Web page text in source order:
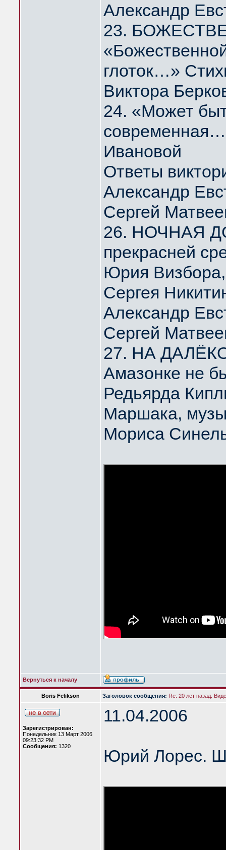
Александр
23.
глоток…»
Виктора
24. «Может
Ивановой
Ответы
Александр
Сергей
26. НОЧНАЯ
прекрасней
Юрия Визбора,
Сергея
Александр
Сергей
27. НА
Амазонке не
Редьярда
Маршака,
Мориса
Вернуться к началу
Boris Felikson Заголовок сообщения: Re: 20 лет назад.
Зарегистрирован:
Понедельник 13 Март 2006
09:23:32 PM
Сообщения: 1320
11.04.2006
Юрий Лорес.